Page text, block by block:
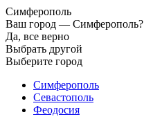
Симферополь
Ваш город — Симферополь?
Да, все верно
Выбрать другой
Выберите город
Симферополь
Севастополь
Феодосия